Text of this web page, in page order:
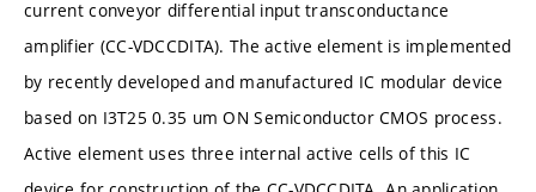
current conveyor differential input transconductance
amplifier (CC-VDCCDITA). The active element is implemented
by recently developed and manufactured IC modular device
based on I3T25 0.35 um ON Semiconductor CMOS process.
Active element uses three internal active cells of this IC